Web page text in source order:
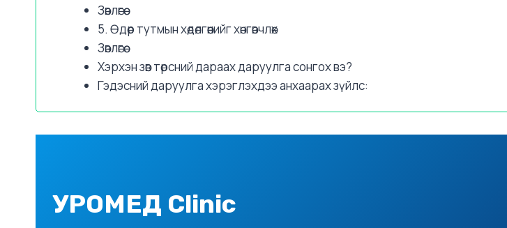
Зөвлөгөө:
5. Өдөр тутмын хөдөлгөөнийг хөнгөвчлөх
Зөвлөгөө:
Хэрхэн зөв төрсний дараах даруулга сонгох вэ?
Гэдэсний даруулга хэрэглэхдээ анхаарах зүйлс:
УРОМЕД Clinic